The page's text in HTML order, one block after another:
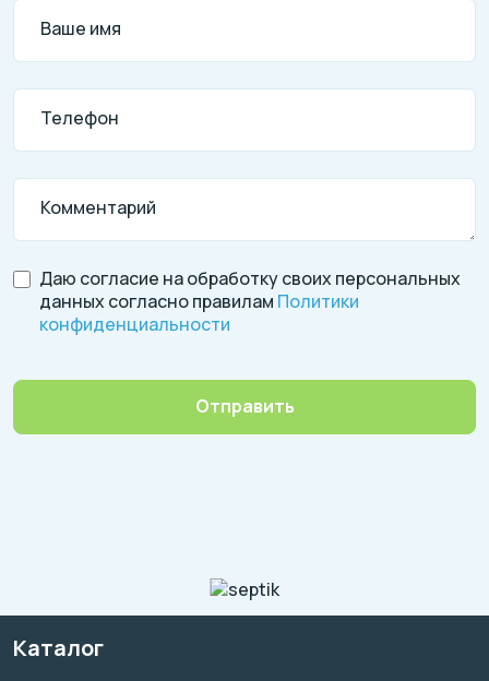
Ваше имя
Телефон
Комментарий
Даю согласие на обработку своих персональных
данных согласно правилам Политики
конфиденциальности
Отправить
Каталог